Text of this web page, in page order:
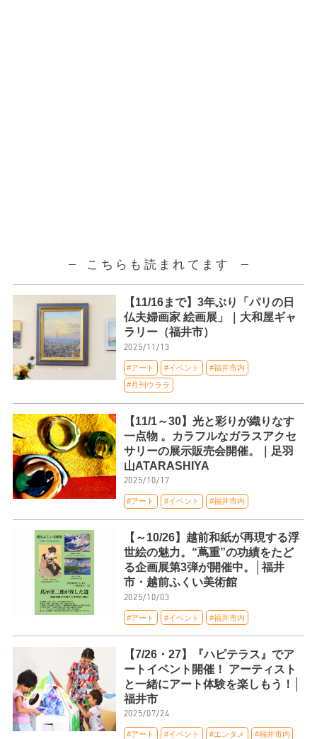
こちらも読まれてます
【11/16まで】3年ぶり「パリの日
仏夫婦画家 絵画展」｜大和屋ギャ
ラリー（福井市）
2025/11/13
#アート #イベント #福井市内
#月刊ウララ
【11/1～30】光と彩りが織りなす
一点物 。カラフルなガラスアクセ
サリーの展示販売会開催。｜足羽
山ATARASHIYA
2025/10/17
#アート #イベント #福井市内
【～10/26】越前和紙が再現する浮
世絵の魅力。“蔦重”の功績をたど
る企画展第3弾が開催中。│福井
市・越前ふくい美術館
2025/10/03
#アート #イベント #福井市内
【7/26・27】『ハピテラス』でア
ートイベント開催！ アーティスト
と一緒にアート体験を楽しもう！│
福井市
2025/07/24
#アート #イベント #エンタメ #福井市内